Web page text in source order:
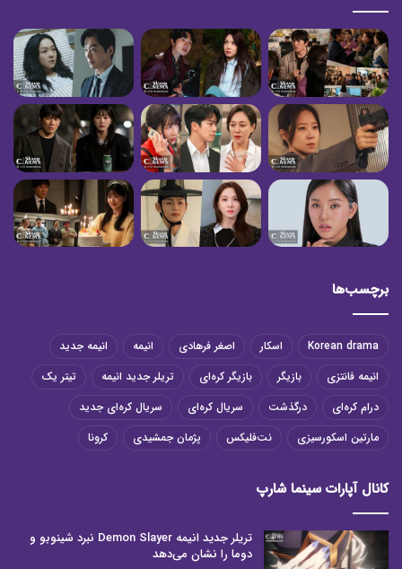
برچسب‌ها
Korean drama اسکار اصغر فرهادی انیمه
انیمه جدید
انیمه فانتزی
بازیگر بازیگر کره‌ای تریلر جدید انیمه
تیتر یک
درام کره‌ای
درگذشت سریال کره‌ای
سریال کره‌ای جدید
مارتین اسکورسیزی
نت‌فلیکس پژمان جمشیدی کرونا
کانال آپارات سینما شارپ
تریلر جدید انیمه Demon Slayer نبرد شینوبو و
دوما را نشان می‌دهد